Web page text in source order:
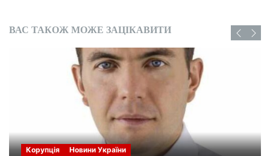
ВАС ТАКОЖ МОЖЕ ЗАЦІКАВИТИ
Корупція Новини України